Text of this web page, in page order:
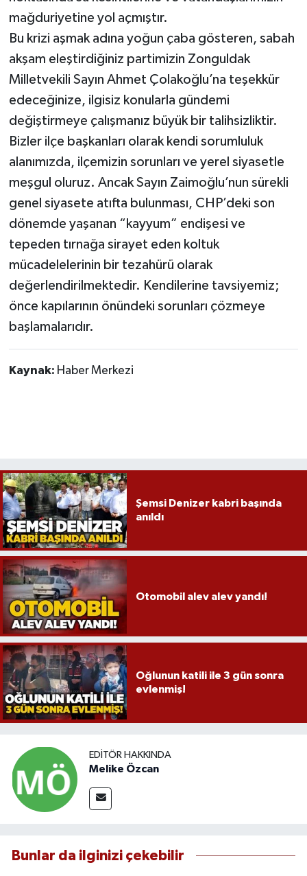
mağduriyetine yol açmıştır.
Bu krizi aşmak adına yoğun çaba gösteren, sabah
akşam eleştirdiğiniz partimizin Zonguldak
Milletvekili Sayın Ahmet Çolakoğlu’na teşekkür
edeceğinize, ilgisiz konularla gündemi
değiştirmeye çalışmanız büyük bir talihsizliktir.
Bizler ilçe başkanları olarak kendi sorumluluk
alanımızda, ilçemizin sorunları ve yerel siyasetle
meşgul oluruz. Ancak Sayın Zaimoğlu’nun sürekli
genel siyasete atıfta bulunması, CHP’deki son
dönemde yaşanan “kayyum” endişesi ve
tepeden tırnağa sirayet eden koltuk
mücadelelerinin bir tezahürü olarak
değerlendirilmektedir. Kendilerine tavsiyemiz;
önce kapılarının önündeki sorunları çözmeye
başlamalarıdır.
Kaynak: Haber Merkezi
Şemsi Denizer kabri başında
anıldı
Otomobil alev alev yandı!
Oğlunun katili ile 3 gün sonra
evlenmiş!
EDITÖR HAKKINDA
Melike Özcan
Bunlar da ilginizi çekebilir